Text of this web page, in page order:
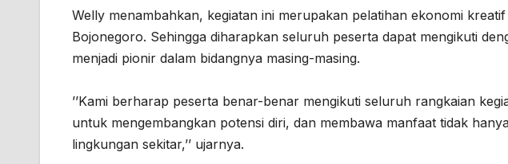
Welly menambahkan, kegiatan ini merupakan pelatihan ekonomi
Bojonegoro. Sehingga diharapkan seluruh peserta dapat mengikuti
menjadi pionir dalam bidangnya masing-masing.
’’Kami berharap peserta benar-benar mengikuti seluruh rangkaian
untuk mengembangkan potensi diri, dan membawa manfaat tidak
lingkungan sekitar,’’ ujarnya.